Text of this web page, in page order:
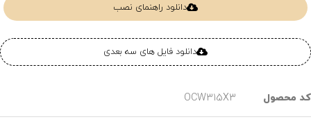
دانلود راهنمای نصب
دانلود فایل های سه بعدی
کد محصول OCW315X3